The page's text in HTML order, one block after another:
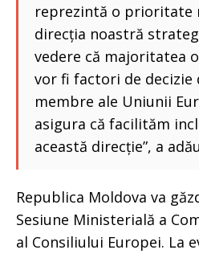
reprezintă o prioritate
direcția noastră
vedere că majoritatea
vor fi factori de decizie
membre ale Uniunii
asigura că facilităm
această direcție”, a
Republica Moldova va
Sesiune Ministerială a
al Consiliului Europei. La